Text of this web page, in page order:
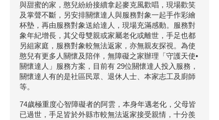
與甜蜜的家，憨兒紛紛接續拿起麥克風歡唱，現場歡笑
及掌聲不斷，另安排關懷達人與服務對象一起手作彩繪
杯墊，再由服務對象送給達人，現場充滿感動。服務對
象年紀增長，其父母雙親或家屬老化或離世，手足也都
另組家庭，服務對象較無法返家，亦無親友探視。為使
憨兒有更多人關懷及陪伴，無障礙之家辦理「守護天使•
關懷達人」服務方案，目前有 29位關懷達人投入服務，
關懷達人有的是社區民眾、退休人士、本家志工及廚師
等。
74歲極重度心智障礙者的阿雲，本身年邁老化，父母皆
已過世，手足皆於外縣市較無法返家接受親情，十分羨